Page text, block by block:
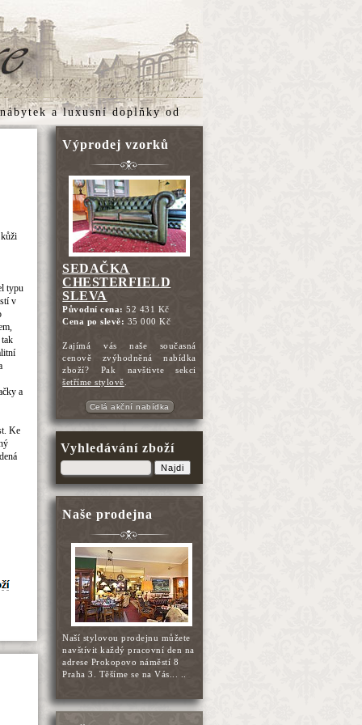
kůži
typu
v
a
Ke
Výprodej vzorků
SEDAČKA
CHESTERFIELD
SLEVA
Původní cena:52 431 Kč
Cena po slevě: 35 000 Kč
Zajímá vás naše současná
cenově zvýhodněná nabídka
zboží? Pak navštivte sekci
šetříme stylově
Celá akční nabídka
Vyhledávání zboží
Najdi
Naše prodejna
Naší stylovou prodejnu můžete
navštívit každý pracovní den na
adrese Prokopovo náměstí 8
Praha 3. Těšíme se na Vás... ..
aluxusní doplňkyod